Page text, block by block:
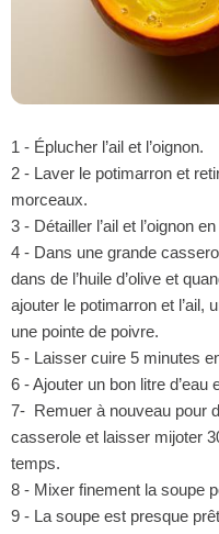
1 - Éplucher l’ail et l’oignon.
2 - Laver le potimarron et
morceaux.
3 - Détailler l’ail et l’oignon
4 - Dans une grande
dans de l’huile d’olive et
ajouter le potimarron et l’ail,
une pointe de poivre.
5 - Laisser cuire 5 minutes
6 - Ajouter un bon litre d’eau
7- Remuer à nouveau pour
casserole et laisser mijoter
temps.
8 - Mixer finement la soupe
9 - La soupe est presque